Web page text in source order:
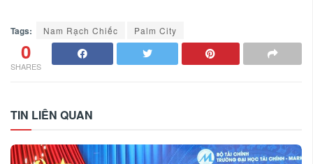
Tags: Nam Rạch Chiếc Palm City
0
SHARES
TIN LIÊN QUAN